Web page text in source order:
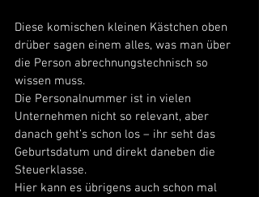
Diese komischen kleinen Kästchen oben
drüber sagen einem alles, was man über
die Person abrechnungstechnisch so
wissen muss.
Die Personalnummer ist in vielen
Unternehmen nicht so relevant, aber
danach geht’s schon los – ihr seht das
Geburtsdatum und direkt daneben die
Steuerklasse.
Hier kann es übrigens auch schon mal